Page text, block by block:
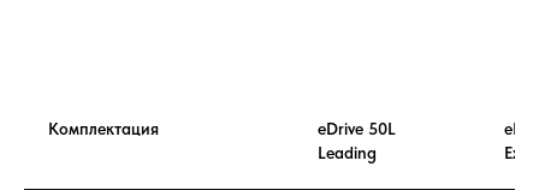
Комплектация
eDrive 50L
Leading